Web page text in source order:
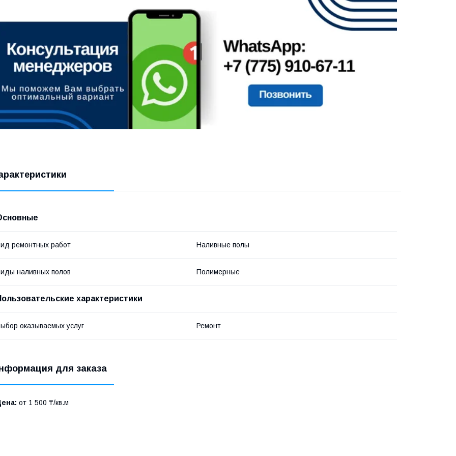
ремонтных работ Наливные полы
наливных полов Полимерные
характеристики
оказываемых услуг Ремонт
для заказа
от 1 500 ₸/кв.м